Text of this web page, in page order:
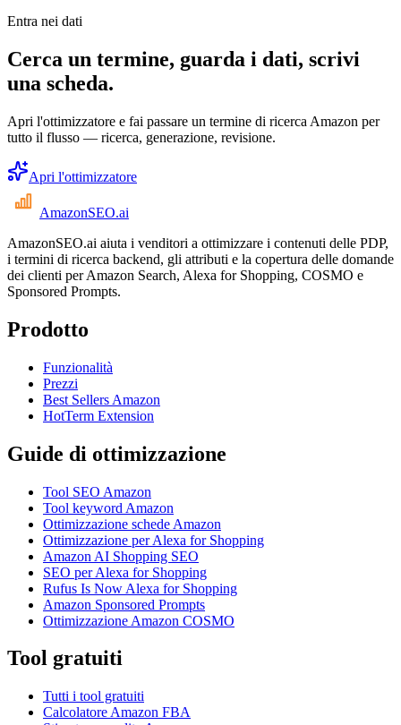
Entra nei dati
Cerca un termine, guarda i dati, scrivi
una scheda.
Apri l'ottimizzatore e fai passare un termine di ricerca Amazon per
tutto il flusso — ricerca, generazione, revisione.
Apri l'ottimizzatore
AmazonSEO.ai
AmazonSEO.ai aiuta i venditori a ottimizzare i contenuti delle PDP,
i termini di ricerca backend, gli attributi e la copertura delle domande
dei clienti per Amazon Search, Alexa for Shopping, COSMO e
Sponsored Prompts.
Prodotto
Funzionalità
Prezzi
Best Sellers Amazon
HotTerm Extension
Guide di ottimizzazione
Tool SEO Amazon
Tool keyword Amazon
Ottimizzazione schede Amazon
Ottimizzazione per Alexa for Shopping
Amazon AI Shopping SEO
SEO per Alexa for Shopping
Rufus Is Now Alexa for Shopping
Amazon Sponsored Prompts
Ottimizzazione Amazon COSMO
Tool gratuiti
Tutti i tool gratuiti
Calcolatore Amazon FBA